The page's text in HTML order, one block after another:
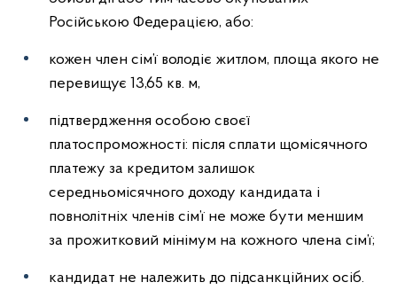
Російською Федерацією, або:
кожен член сім’ї володіє житлом, площа якого не
перевищує 13,65 кв. м,
підтвердження особою своєї
платоспроможності: після сплати щомісячного
платежу за кредитом залишок
середньомісячного доходу кандидата і
повнолітніх членів сім’ї не може бути меншим
за прожитковий мінімум на кожного члена сім’ї;
кандидат не належить до підсанкційних осіб.